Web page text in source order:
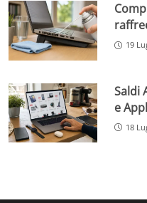
19
Saldi
e
18